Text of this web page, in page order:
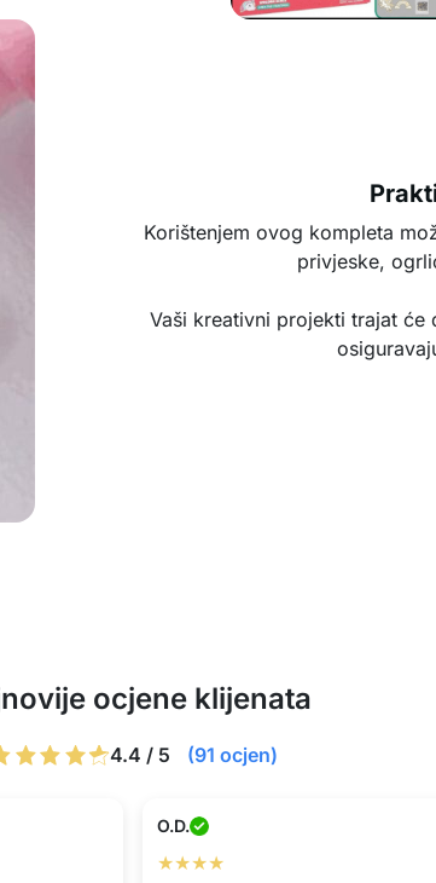
Korištenjem ovog kompleta
privjeske,
Vaši kreativni projekti trajat
ocjene klijenata
4.4 / 5 (91 ocjen)
O.D.
★★★★